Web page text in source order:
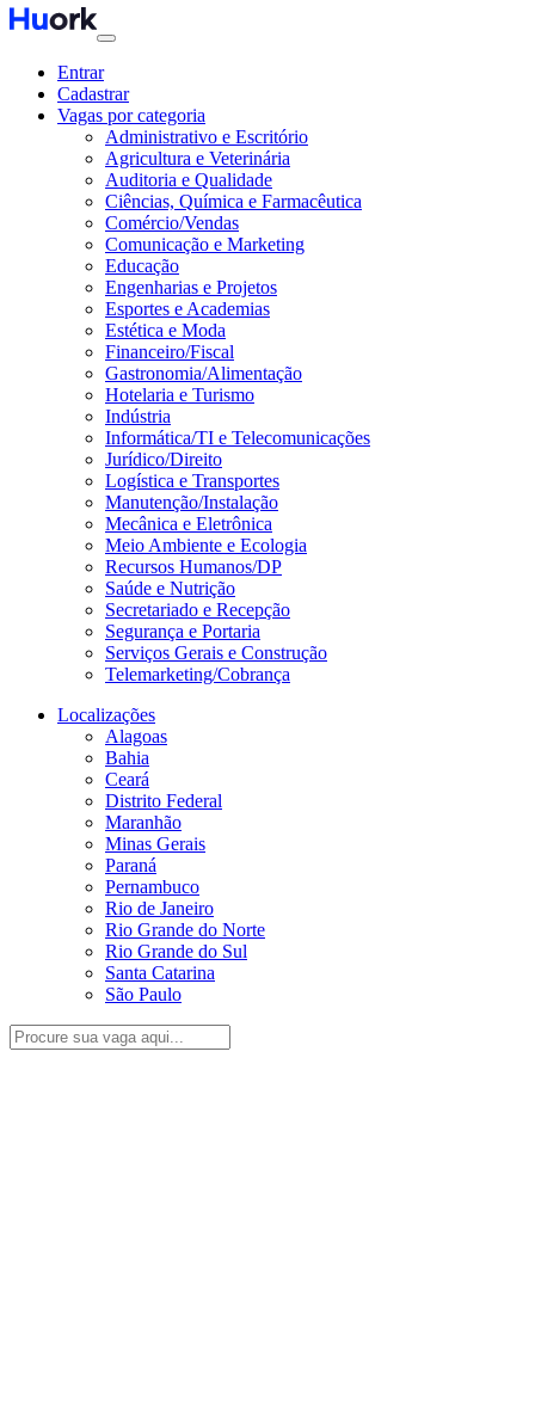
Entrar
Cadastrar
Vagas por categoria
Administrativo e Escritório
Agricultura e Veterinária
Auditoria e Qualidade
Ciências, Química e Farmacêutica
Comércio/Vendas
Comunicação e Marketing
Educação
Engenharias e Projetos
Esportes e Academias
Estética e Moda
Financeiro/Fiscal
Gastronomia/Alimentação
Hotelaria e Turismo
Indústria
Informática/TI e Telecomunicações
Jurídico/Direito
Logística e Transportes
Manutenção/Instalação
Mecânica e Eletrônica
Meio Ambiente e Ecologia
Recursos Humanos/DP
Saúde e Nutrição
Secretariado e Recepção
Segurança e Portaria
Serviços Gerais e Construção
Telemarketing/Cobrança
Localizações
Alagoas
Bahia
Ceará
Distrito Federal
Maranhão
Minas Gerais
Paraná
Pernambuco
Rio de Janeiro
Rio Grande do Norte
Rio Grande do Sul
Santa Catarina
São Paulo